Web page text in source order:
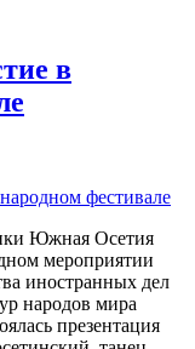
в
Южная Осетия
мероприятии
иностранных дел
народов мира
презентация